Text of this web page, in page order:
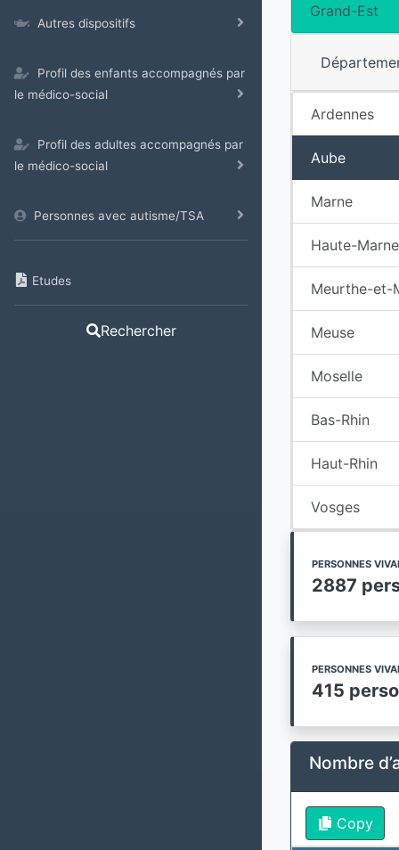
Autres dispositifs
Profil des enfants accompagnés par
le médico-social
Profil des adultes accompagnés par
le médico-social
Personnes avec autisme/TSA
Etudes
Rechercher
Grand-Est
Ardennes
Aube
Marne
Haute-Marne
Meurthe-et-
Meuse
Moselle
Bas-Rhin
Haut-Rhin
Vosges
PERSONNES
2887
PERSONNES
415
Nombre
Copy